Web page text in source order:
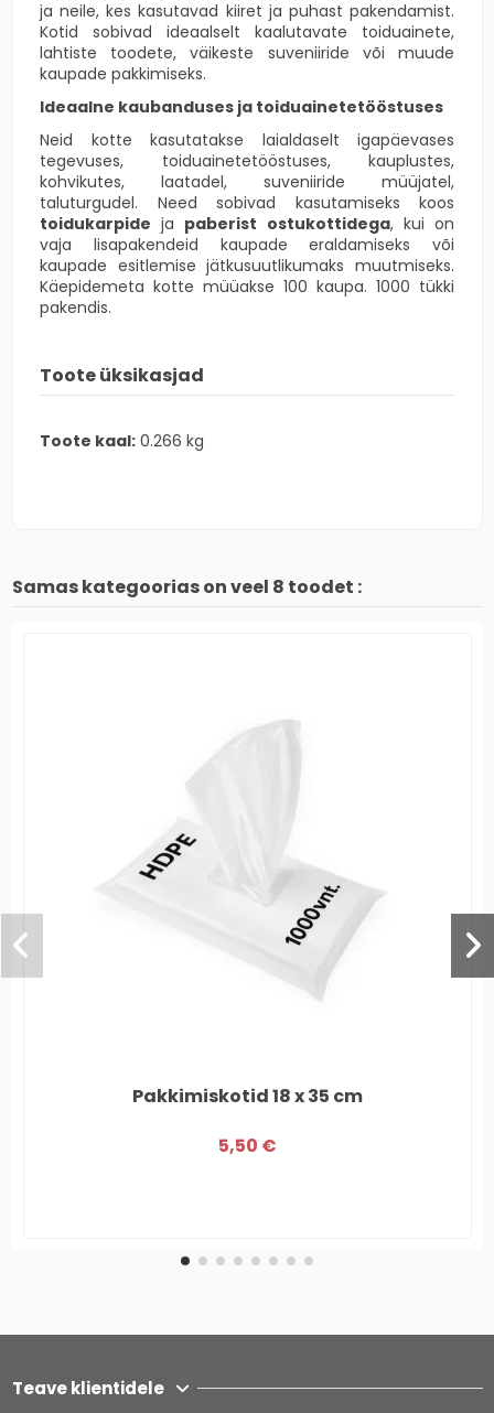
ja neile, kes kasutavad kiiret ja puhast pakendamist.
Kotid sobivad ideaalselt kaalutavate toiduainete,
lahtiste toodete, väikeste suveniiride või muude
kaupade pakkimiseks.
Ideaalne kaubanduses ja toiduainetetööstuses
Neid kotte kasutatakse laialdaselt igapäevases
tegevuses, toiduainetetööstuses, kauplustes,
kohvikutes, laatadel, suveniiride müüjatel,
taluturgudel. Need sobivad kasutamiseks koos
toidukarpide ja paberist ostukottidega, kui on
vaja lisapakendeid kaupade eraldamiseks või
kaupade esitlemise jätkusuutlikumaks muutmiseks.
Käepidemeta kotte müüakse 100 kaupa. 1000 tükki
pakendis.
Toote üksikasjad
Toote kaal: 0.266 kg
Samas kategoorias on veel 8 toodet :
Pakkimiskotid 18 x 35 cm
5,50 €
Teave klientidele